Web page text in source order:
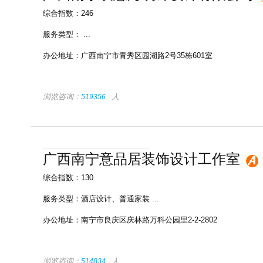
综合指数：246
服务类型： ...
办公地址： 广西南宁市青秀区园湖路2号35栋601室
浏览咨询： 519356 人
广西南宁意品居装饰设计工作室
综合指数：130
服务类型： 酒店设计、 普通家装 ...
办公地址： 南宁市良庆区庆林路万科公园里2-2-2802
浏览咨询： 514834 人